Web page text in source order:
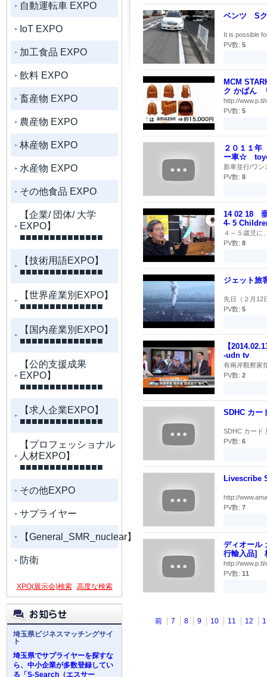
自動運転車 EXPO
IoT EXPO
加工食品 EXPO
飲料 EXPO
畜産物 EXPO
農産物 EXPO
林産物 EXPO
水産物 EXPO
その他食品 EXPO
【企業/ 団体/ 大学
EXPO】
■■■■■■■■■■■■■■
【技術用語EXPO】
■■■■■■■■■■■■■■
【世界産業別EXPO】
■■■■■■■■■■■■■■
【国内産業別EXPO】
■■■■■■■■■■■■■■
【公的支援成果
EXPO】
■■■■■■■■■■■■■■
【求人企業EXPO】
■■■■■■■■■■■■■■
【プロフェッショナル
人材EXPO】
■■■■■■■■■■■■■■
その他EXPO
サプライヤー
【General_SMR_nuclear】
防衛
XPO(展示会)検索 高度な検索
埼玉県ビジネスマッチングサイ
ト
埼玉県でサプライヤーを探すな
ら、中小企業が多数登録してい
る「S-Search（エスサー
ベンツ Sク
It is possible
PV数: 5
MCM
ク かばん
http://www.p.tl/
PV数: 5
２０１１年
ー車☆
新車並行/ワン
PV数: 8
14 02 18
4- 5
４～５歳児に
PV数: 8
ジェット旅
先日（２月12
PV数: 5
【
-udn tv
有兩岸觀察家
PV数: 2
SDHC カー
SDHC カード
PV数: 6
Livescribe
http://
PV数: 7
ディオール
行輸入品]
http://
PV数: 11
前 7 8 9 10 11 12